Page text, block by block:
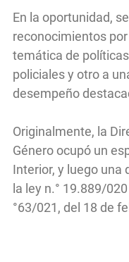
En la oportunidad,
reconocimientos
temática de
policiales y otro a
desempeño
Originalmente, la
Género ocupó un
Interior, y luego una
la ley n.° 19.889/
°63/021, del 18 de